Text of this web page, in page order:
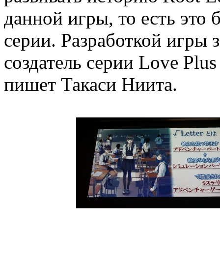
данной игры, то есть это
серии. Разработкой игры
создатель серии Love
пишет Такаси Ниита.